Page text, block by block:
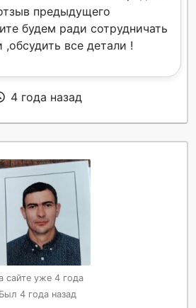
предыдущего
будем ради сотрудничать
,обсудить все детали !
4 года назад
сайте уже 4 года
Был 4 года назад